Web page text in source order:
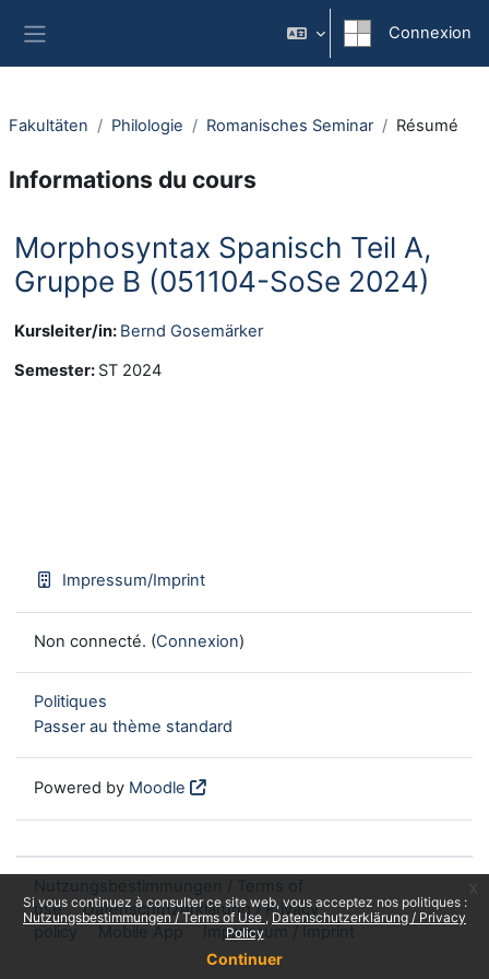
Si vous continuez à consulter ce site web, vous acceptez nos politiques :
Nutzungsbestimmungen / Terms of Use
Datenschutzerklärung / Privacy
Policy
Continuer
Connexion
Fakultäten Philologie Romanisches Seminar Résumé
Informations du cours
Morphosyntax Spanisch Teil A,
Gruppe B (051104-SoSe 2024)
Kursleiter/in: Bernd Gosemärker
Semester: ST 2024
Impressum/Imprint
Non connecté. (Connexion)
Politiques
Passer au thème standard
Powered by Moodle
use
Datenschutzerklärung / Privacy
policy
Mobile App Impressum / Imprint